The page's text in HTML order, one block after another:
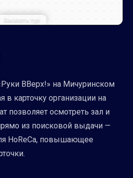
Заказать тур
ВВерх!» на Мичуринском
в карточку организации на
позволяет осмотреть зал и
из поисковой выдачи —
HoReCa, повышающее